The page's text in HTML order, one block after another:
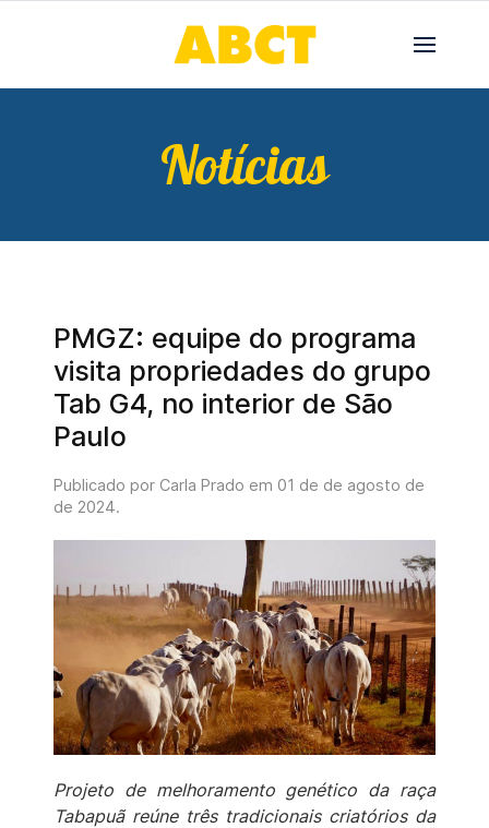
Notícias
PMGZ: equipe do programa
visita propriedades do grupo
Tab G4, no interior de São
Paulo
Publicado por Carla Prado em 01 de de agosto de
de 2024.
Projeto de melhoramento genético da raça
Tabapuã reúne três tradicionais criatórios da